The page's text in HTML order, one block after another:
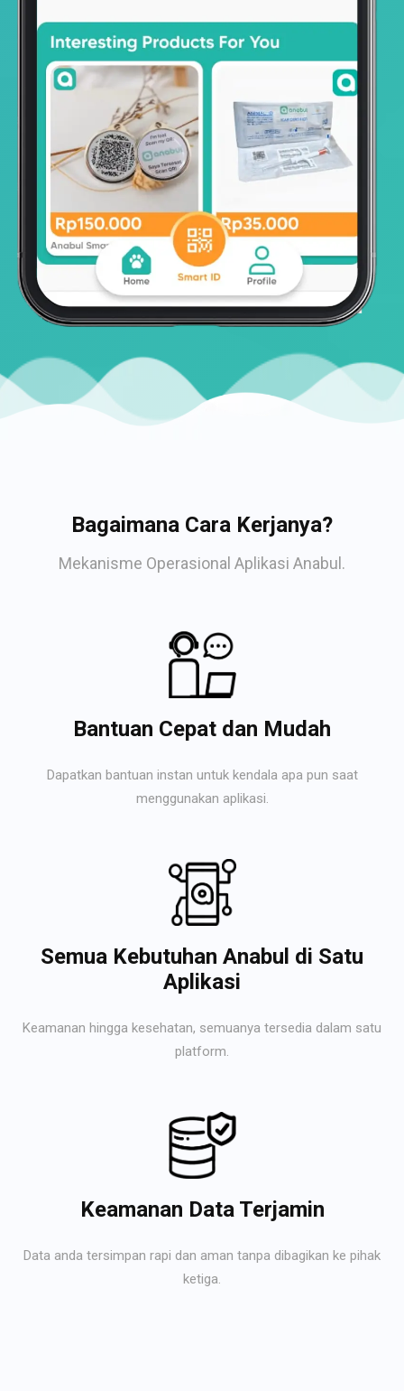
Bagaimana Cara Kerjanya?
Mekanisme Operasional Aplikasi Anabul.
Bantuan Cepat dan Mudah
Dapatkan bantuan instan untuk kendala apa pun saat
menggunakan aplikasi.
Semua Kebutuhan Anabul di Satu
Aplikasi
Keamanan hingga kesehatan, semuanya tersedia dalam satu
platform.
Keamanan Data Terjamin
Data anda tersimpan rapi dan aman tanpa dibagikan ke pihak
ketiga.